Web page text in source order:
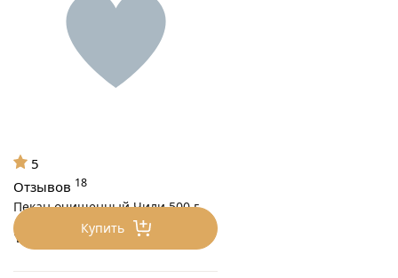
Купить
1250 ₽/0.5 кг
Пекан очищенный Чили 500 г
5
Отзывов 18